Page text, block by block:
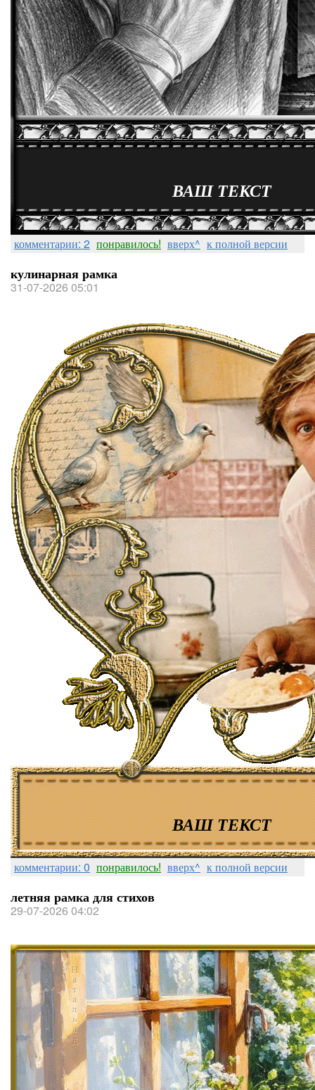
ВАШ ТЕКСТ
комментарии: 2 понравилось! вверх^ к полной версии
кулинарная рамка
31-07-2026 05:01
ВАШ ТЕКСТ
комментарии: 0 понравилось! вверх^ к полной версии
летняя рамка для стихов
29-07-2026 04:02